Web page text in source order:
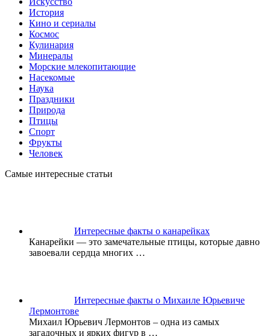
История
Кино и сериалы
Космос
Кулинария
Минералы
Морские млекопитающие
Насекомые
Наука
Праздники
Природа
Птицы
Спорт
Фрукты
Человек
Самые интересные статьи
Интересные факты о канарейках
Канарейки — это замечательные птицы, которые давно
завоевали сердца многих …
Интересные факты о Михаиле Юрьевиче
Лермонтове
Михаил Юрьевич Лермонтов – одна из самых
загадочных и ярких фигур в …